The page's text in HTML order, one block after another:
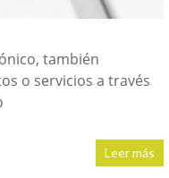
también
o servicios a través
Leer más